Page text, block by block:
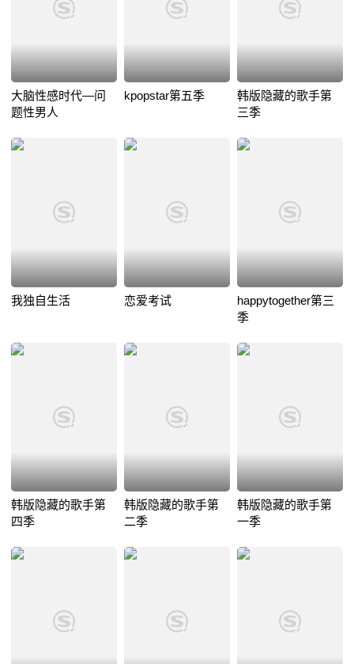
大脑性感时代—问
题性男人
kpopstar第五季
韩版隐藏的歌手第
三季
我独自生活 恋爱考试
happytogether第三
季
韩版隐藏的歌手第
四季
韩版隐藏的歌手第
二季
韩版隐藏的歌手第
一季